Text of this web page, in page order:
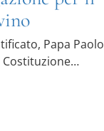
Papa Paolo
Costituzione